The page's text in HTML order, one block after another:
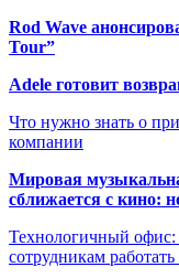
Rod Wave
Tour”
Adele готовит
Что нужно знать о
компании
Мировая
сближается с кино:
Технологичный
сотрудникам